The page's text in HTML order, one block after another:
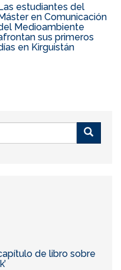
estudiantes del
en Comunicación
Medioambiente
sus primeros
en Kirguistán
de libro sobre